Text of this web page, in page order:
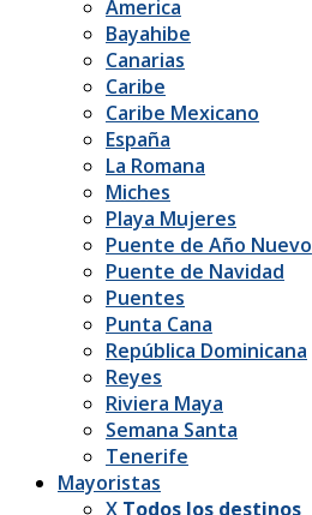
America
Bayahibe
Canarias
Caribe
Caribe Mexicano
España
La Romana
Miches
Playa Mujeres
Puente de Año Nuevo
Puente de Navidad
Puentes
Punta Cana
República Dominicana
Reyes
Riviera Maya
Semana Santa
Tenerife
Mayoristas
X Todos los destinos